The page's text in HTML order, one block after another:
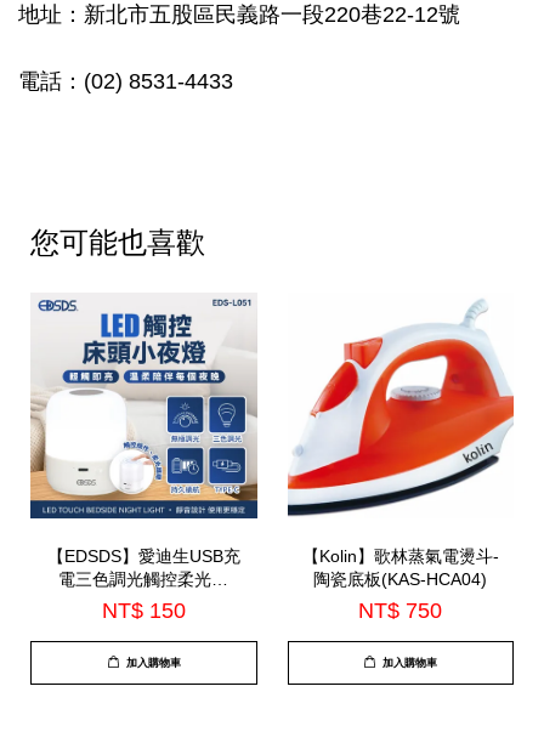
地址：新北市五股區民義路一段220巷22-12號
電話：(02) 8531-4433
您可能也喜歡
【EDSDS】愛迪生USB充
電三色調光觸控柔光燈
(EDS-L051)
NT$ 150
加入購物車
【Kolin】歌林蒸氣電燙斗-
陶瓷底板(KAS-HCA04)
NT$ 750
加入購物車